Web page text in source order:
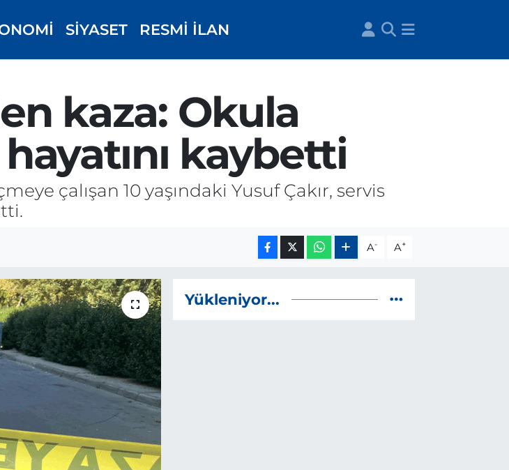
SİYASET RESMİ İLAN
kaza: Okula
kaybetti
çalışan 10 yaşındaki Yusuf Çakır, servis
A- A+
Yükleniyor...